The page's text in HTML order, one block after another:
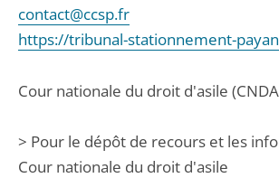
contact@ccsp.fr
https://tribunal-stationnement-
Cour nationale du droit d'asile
> Pour le dépôt de recours et les
Cour nationale du droit d'asile